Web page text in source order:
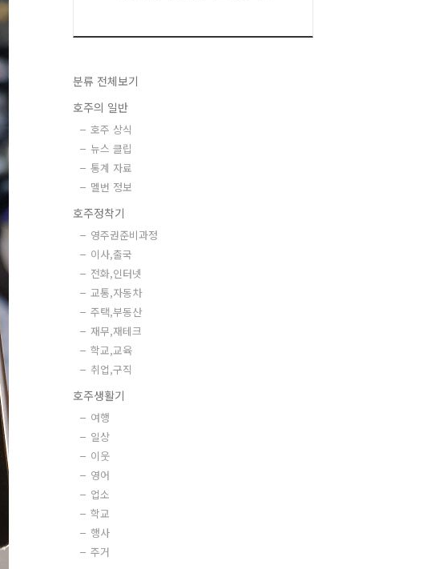
분류 전체보기
호주의 일반
호주 상식
뉴스 클립
통계 자료
멜번 정보
호주정착기
영주권준비과정
이사,출국
전화,인터넷
교통,자동차
주택,부동산
재무,재테크
학교,교육
취업,구직
호주생활기
여행
일상
이웃
영어
업소
학교
행사
주거